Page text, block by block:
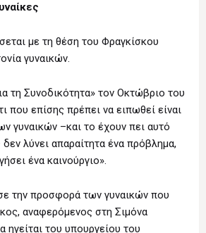
με τη θέση του Φραγκίσκου
γυναικών.
τη Συνοδικότητα» τον Οκτώβριο του
που επίσης πρέπει να ειπωθεί είναι
γυναικών –και το έχουν πει αυτό
λύνει απαραίτητα ένα πρόβλημα,
ένα καινούργιο».
την προσφορά των γυναικών που
αναφερόμενος στη Σιμόνα
ηγείται του υπουργείου του